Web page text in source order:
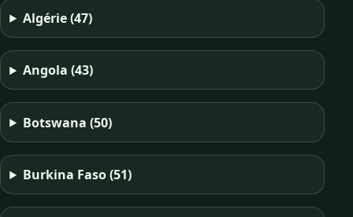
Algérie(47)
Angola(43)
Botswana(50)
Burkina Faso(51)